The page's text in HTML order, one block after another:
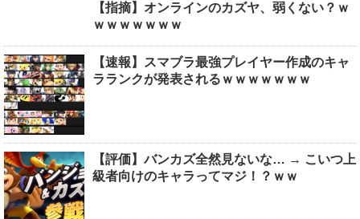
【指摘】オンラインのカズヤ、弱くない？ｗ
ｗｗｗｗｗｗｗ
【速報】スマブラ最強プレイヤー作成のキャ
ラランクが発表されるｗｗｗｗｗｗｗ
【評価】バンカズ全然見ないな… → こいつ上
級者向けのキャラってマジ！？ｗｗ